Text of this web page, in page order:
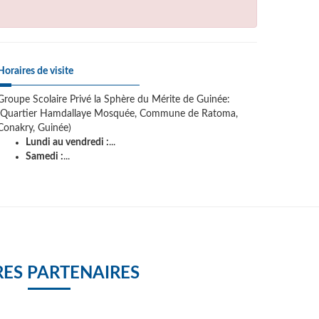
Horaires de visite
Scolaire Privé la Sphère du Mérite de Guinée:
Hamdallaye Mosquée, Commune de Ratoma,
Guinée)
Lundi au vendredi :...
Samedi :...
PARTENAIRES